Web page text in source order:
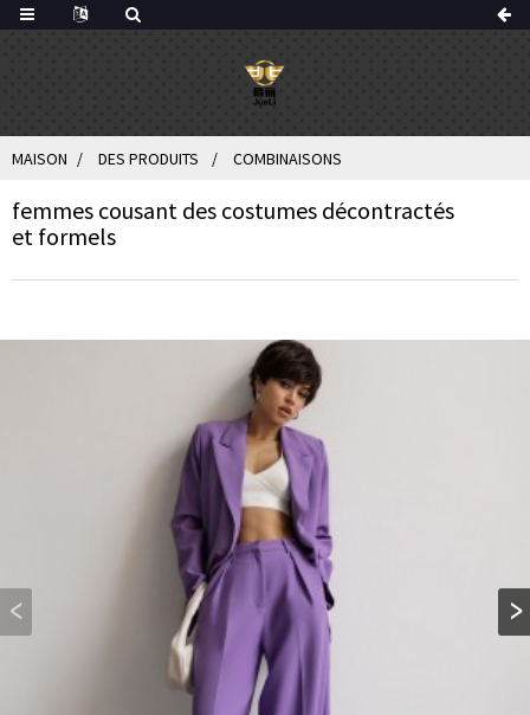
MAISON DES PRODUITS COMBINAISONS
femmes cousant des costumes décontractés
et formels